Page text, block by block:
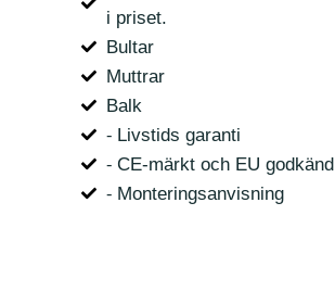
i priset.
Bultar
Muttrar
Balk
⁃ Livstids garanti
⁃ CE-märkt och EU godkänd
⁃ Monteringsanvisning